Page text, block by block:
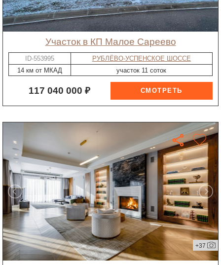
участок в КП Малое Сареево
ID-553995
РУБЛЁВО-УСПЕНСКОЕ ШОССЕ
14 км от МКАД
участок 11 соток
117 040 000 ₽
+37